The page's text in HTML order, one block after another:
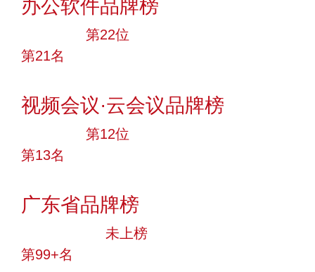
办公软件品牌榜
第22位
第21名
视频会议·云会议品牌榜
第12位
第13名
广东省品牌榜
未上榜
第99+名